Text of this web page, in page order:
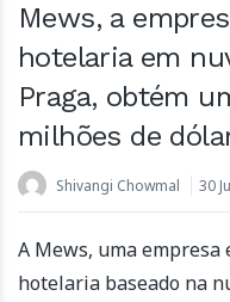
Mews, a
hotelaria em
Praga, obtém
milhões de
Shivangi Chowmal 30
A Mews, uma
hotelaria baseado na